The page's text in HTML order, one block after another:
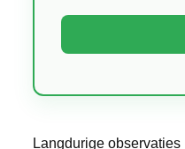
Langdurige